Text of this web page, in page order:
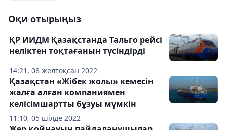
Оқи отырыңыз
14:21, 08 желтоқсан 2022
ҚР ИИДМ Қазақстанда Тальго рейсі
неліктен тоқтағанын түсіндірді
11:10, 05 шілде 2022
Қазақстан «Жібек жолы» кемесін
жалға алған компаниямен
келісімшартты бұзуы мүмкін